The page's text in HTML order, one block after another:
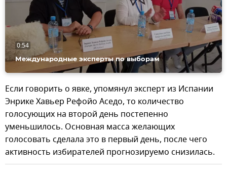
Международные эксперты по выборам
0:54
Если говорить о явке, упомянул эксперт из Испании
Энрике Хавьер Рефойо Аседо, то количество
голосующих на второй день постепенно
уменьшилось. Основная масса желающих
голосовать сделала это в первый день, после чего
активность избирателей прогнозируемо снизилась.